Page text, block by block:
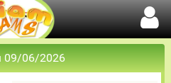
09/06/2026